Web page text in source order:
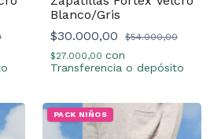
Blanco/Gris
$30.000,00
$54.000,00
$27.000,00 con
Transferencia o depósito
PACK NIÑOS